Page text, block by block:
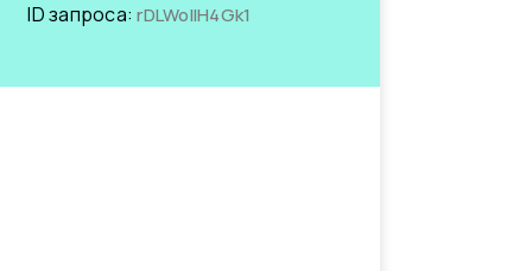
ID запроса:rDLWolIH4Gk1